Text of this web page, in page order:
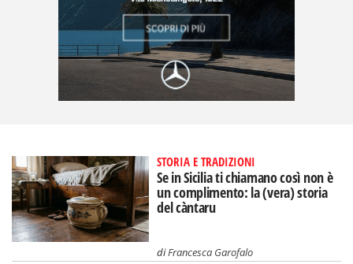
STORIA E TRADIZIONI
Se in Sicilia ti chiamano così non è
un complimento: la (vera) storia
del càntaru
diFrancesca Garofalo